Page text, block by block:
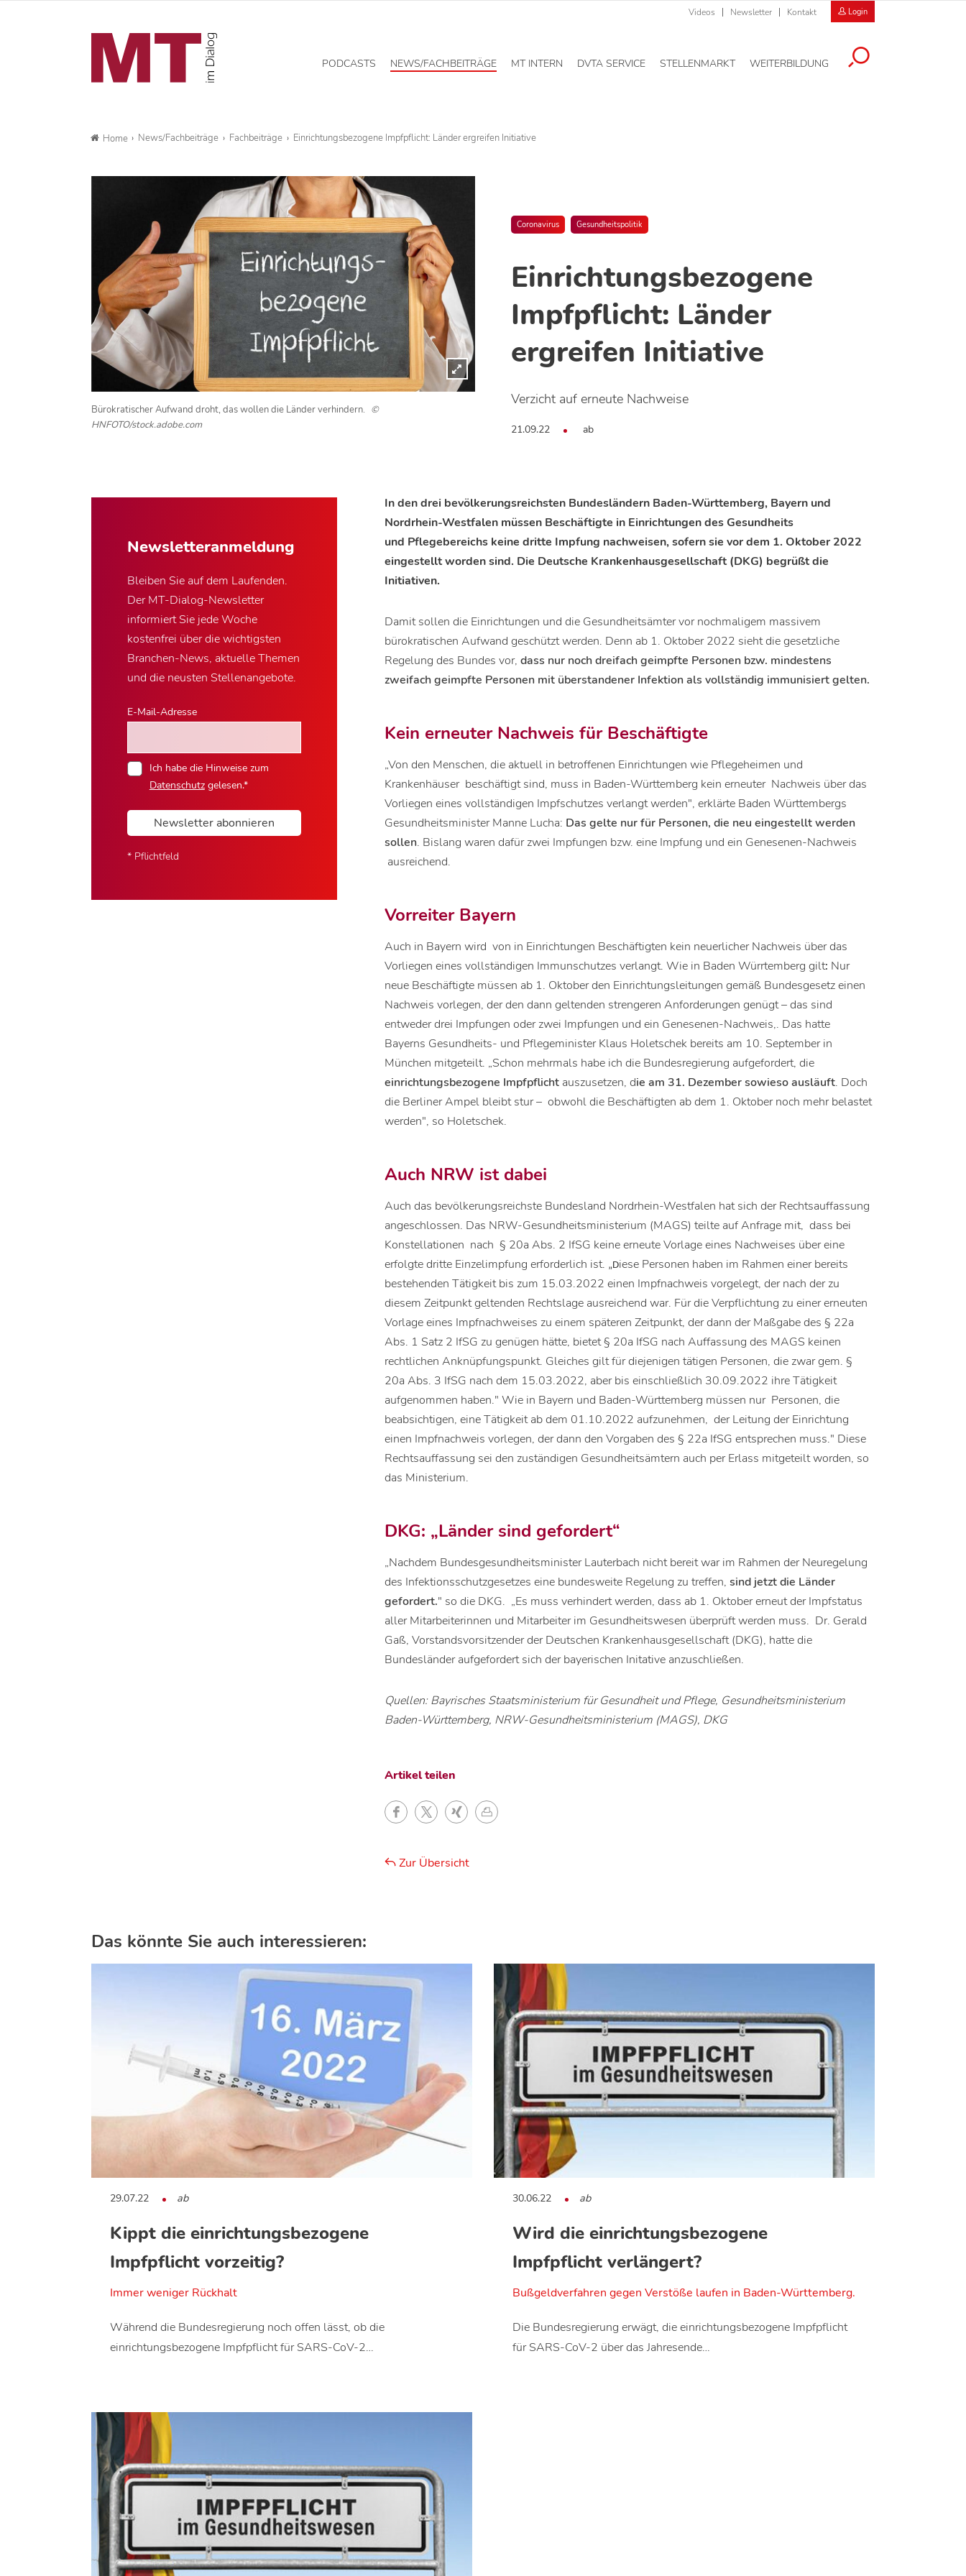
Videos Newsletter Kontakt Login
PODCASTS NEWS/FACHBEITRÄGE MT INTERN DVTA SERVICE STELLENMARKT WEITERBILDUNG
Home News/Fachbeiträge Fachbeiträge Einrichtungsbezogene Impfpflicht: Länder ergreifen Initiative
Coronavirus Gesundheitspolitik
Einrichtungsbezogene
Impfpflicht: Länder
ergreifen Initiative
Verzicht auf erneute Nachweise
21.09.22 ab
Bürokratischer Aufwand droht, das wollen die Länder verhindern. ©
HNFOTO/stock.adobe.com
Newsletter­anmeldung
Bleiben Sie auf dem Laufenden.
Der MT-Dialog-Newsletter
informiert Sie jede Woche
kostenfrei über die wichtigsten
Branchen-News, aktuelle Themen
und die neusten Stellenangebote.
E-Mail-Adresse
Ich habe die Hinweise zum
Datenschutzgelesen.*
Newsletter abonnieren
* Pflichtfeld
In den drei bevölkerungsreichsten Bundesländern Baden-Württemberg, Bayern und
Nordrhein-Westfalen müssen Beschäftigte in Einrichtungen des Gesundheits
und Pflegebereichs keine dritte Impfung nachweisen, sofern sie vor dem 1. Oktober 2022
eingestellt worden sind. Die Deutsche Krankenhausgesellschaft (DKG) begrüßt die
Initiativen.
Damit sollen die Einrichtungen und die Gesundheitsämter vor nochmaligem massivem
bürokratischen Aufwand geschützt werden. Denn ab 1. Oktober 2022 sieht die gesetzliche
Regelung des Bundes vor,dass nur noch dreifach geimpfte Personen bzw. mindestens
zweifach geimpfte Personen mit überstandener Infektion als vollständig immunisiert gelten.
Kein erneuter Nachweis für Beschäftigte
„Von den Menschen, die aktuell in betroffenen Einrichtungen wie Pflegeheimen und
Krankenhäuser beschäftigt sind, muss in Baden-Württemberg kein erneuter Nachweis über das
Vorliegen eines vollständigen Impfschutzes verlangt werden", erklärte Baden Württembergs
Gesundheitsminister Manne Lucha: Das gelte nur für Personen, die neu eingestellt werden
sollen. Bislang waren dafür zwei Impfungen bzw. eine Impfung und ein Genesenen-Nachweis
ausreichend.
Vorreiter Bayern
Auch in Bayern wird von in Einrichtungen Beschäftigten kein neuerlicher Nachweis über das
Vorliegen eines vollständigen Immunschutzes verlangt. Wie in Baden Würrtemberg gilt: Nur
neue Beschäftigte müssen ab 1. Oktober den Einrichtungsleitungen gemäß Bundesgesetz einen
Nachweis vorlegen, der den dann geltenden strengeren Anforderungen genügt – das sind
entweder drei Impfungen oder zwei Impfungen und ein Genesenen-Nachweis,. Das hatte
Bayerns Gesundheits- und Pflegeminister Klaus Holetschek bereits am 10. September in
München mitgeteilt. „Schon mehrmals habe ich die Bundesregierung aufgefordert, die
einrichtungsbezogene Impfpflicht auszusetzen, die am 31. Dezember sowieso ausläuft. Doch
die Berliner Ampel bleibt stur – obwohl die Beschäftigten ab dem 1. Oktober noch mehr belastet
werden", so Holetschek.
Auch NRW ist dabei
Auch das bevölkerungsreichste Bundesland Nordrhein-Westfalen hat sich der Rechtsauffassung
angeschlossen. Das NRW-Gesundheitsministerium (MAGS) teilte auf Anfrage mit, dass bei
Konstellationen nach § 20a Abs. 2 IfSG keine erneute Vorlage eines Nachweises über eine
erfolgte dritte Einzelimpfung erforderlich ist. „Diese Personen haben im Rahmen einer bereits
bestehenden Tätigkeit bis zum 15.03.2022 einen Impfnachweis vorgelegt, der nach der zu
diesem Zeitpunkt geltenden Rechtslage ausreichend war. Für die Verpflichtung zu einer erneuten
Vorlage eines Impfnachweises zu einem späteren Zeitpunkt, der dann der Maßgabe des § 22a
Abs. 1 Satz 2 IfSG zu genügen hätte, bietet § 20a IfSG nach Auffassung des MAGS keinen
rechtlichen Anknüpfungspunkt. Gleiches gilt für diejenigen tätigen Personen, die zwar gem. §
20a Abs. 3 IfSG nach dem 15.03.2022, aber bis einschließlich 30.09.2022 ihre Tätigkeit
aufgenommen haben." Wie in Bayern und Baden-Württemberg müssen nur Personen, die
beabsichtigen, eine Tätigkeit ab dem 01.10.2022 aufzunehmen, der Leitung der Einrichtung
einen Impfnachweis vorlegen, der dann den Vorgaben des § 22a IfSG entsprechen muss." Diese
Rechtsauffassung sei den zuständigen Gesundheitsämtern auch per Erlass mitgeteilt worden, so
das Ministerium.
DKG: „Länder sind gefordert“
„Nachdem Bundesgesundheitsminister Lauterbach nicht bereit war im Rahmen der Neuregelung
des Infektionsschutzgesetzes eine bundesweite Regelung zu treffen,sind jetzt die Länder
gefordert." so die DKG. „Es muss verhindert werden, dass ab 1. Oktober erneut der Impfstatus
aller Mitarbeiterinnen und Mitarbeiter im Gesundheitswesen überprüft werden muss. Dr. Gerald
Gaß, Vorstandsvorsitzender der Deutschen Krankenhausgesellschaft (DKG), hatte die
Bundesländer aufgefordert sich der bayerischen Initative anzuschließen.
Quellen: Bayrisches Staatsministerium für Gesundheit und Pflege, Gesundheitsministerium
Baden-Württemberg, NRW-Gesundheitsministerium (MAGS), DKG
Artikel teilen
Zur Übersicht
Das könnte Sie auch interessieren:
29.07.22 ab
Kippt die einrichtungsbezogene
Impfpflicht vorzeitig?
Immer weniger Rückhalt
Während die Bundesregierung noch offen lässt, ob die
einrichtungsbezogene Impfpflicht für SARS-CoV-2…
30.06.22 ab
Wird die einrichtungsbezogene
Impfpflicht verlängert?
Bußgeldverfahren gegen Verstöße laufen in Baden-Württemberg.
Die Bundesregierung erwägt, die einrichtungsbezogene Impfpflicht
für SARS-CoV-2 über das Jahresende…